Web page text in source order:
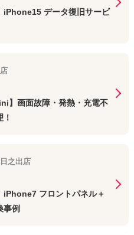
iPhone15 データ復旧サービ
】画面故障・発熱・充電不
之出店
iPhone7 フロントパネル＋
事例